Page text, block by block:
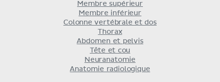
Membre supérieur
Membre inférieur
Colonne vertébrale et dos
Thorax
Abdomen et pelvis
Tête et cou
Neuranatomie
Anatomie radiologique